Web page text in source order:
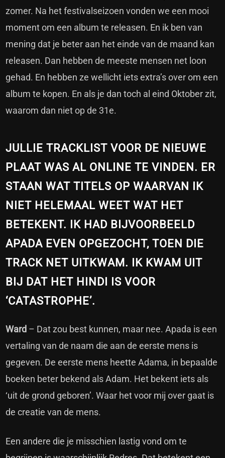
zomer. Na het festivalseizoen vonden we een mooi
moment om een album te releasen. En ik ben van
mening dat je beter aan het einde van de maand kan
releasen. Dan hebben de meeste mensen net loon
gehad. En hebben ze wellicht iets extra’s over om een
album te kopen. En als je dan toch al eind Oktober zit,
waarom dan niet op de 31e.
JULLIE TRACKLIST VOOR DE NIEUWE
PLAAT WAS AL ONLINE TE VINDEN. ER
STAAN WAT TITELS OP WAARVAN IK
NIET HELEMAAL WEET WAT HET
BETEKENT. IK HAD BIJVOORBEELD
APADA EVEN OPGEZOCHT, TOEN DIE
TRACK NET UITKWAM. IK KWAM UIT
BIJ DAT HET HINDI IS VOOR
‘CATASTROPHE’.
Ward – Dat zou best kunnen, maar nee. Apada is een
vertaling van de naam die aan de eerste mens is
gegeven. De eerste mens heette Adama, in bepaalde
boeken beter bekend als Adam. Het bekent iets als
‘uit de grond geboren’. Waar het voor mij over gaat is
de creatie van de mens.
Een andere die je misschien lastig vond om te